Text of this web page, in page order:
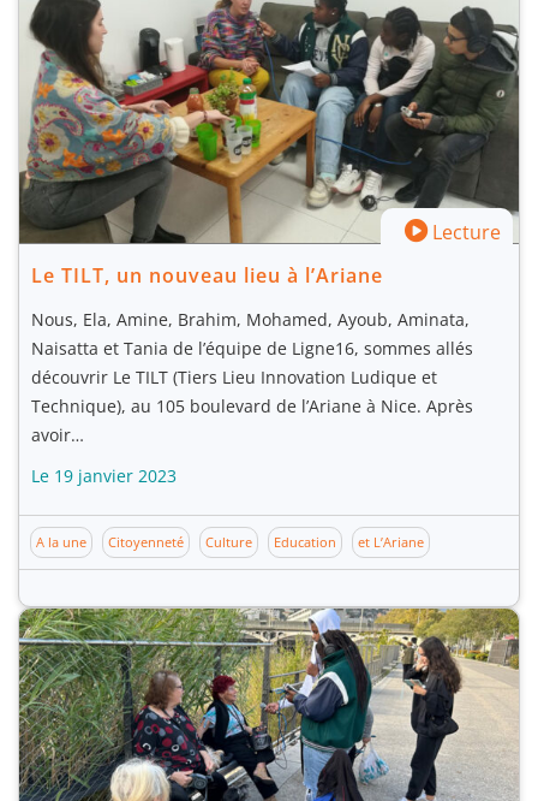
Lecture
Le TILT, un nouveau lieu à l’Ariane
Nous, Ela, Amine, Brahim, Mohamed, Ayoub, Aminata,
Naisatta et Tania de l’équipe de Ligne16, sommes allés
découvrir Le TILT (Tiers Lieu Innovation Ludique et
Technique), au 105 boulevard de l’Ariane à Nice. Après
avoir…
Le 19 janvier 2023
A la une Citoyenneté Culture Education et L’Ariane